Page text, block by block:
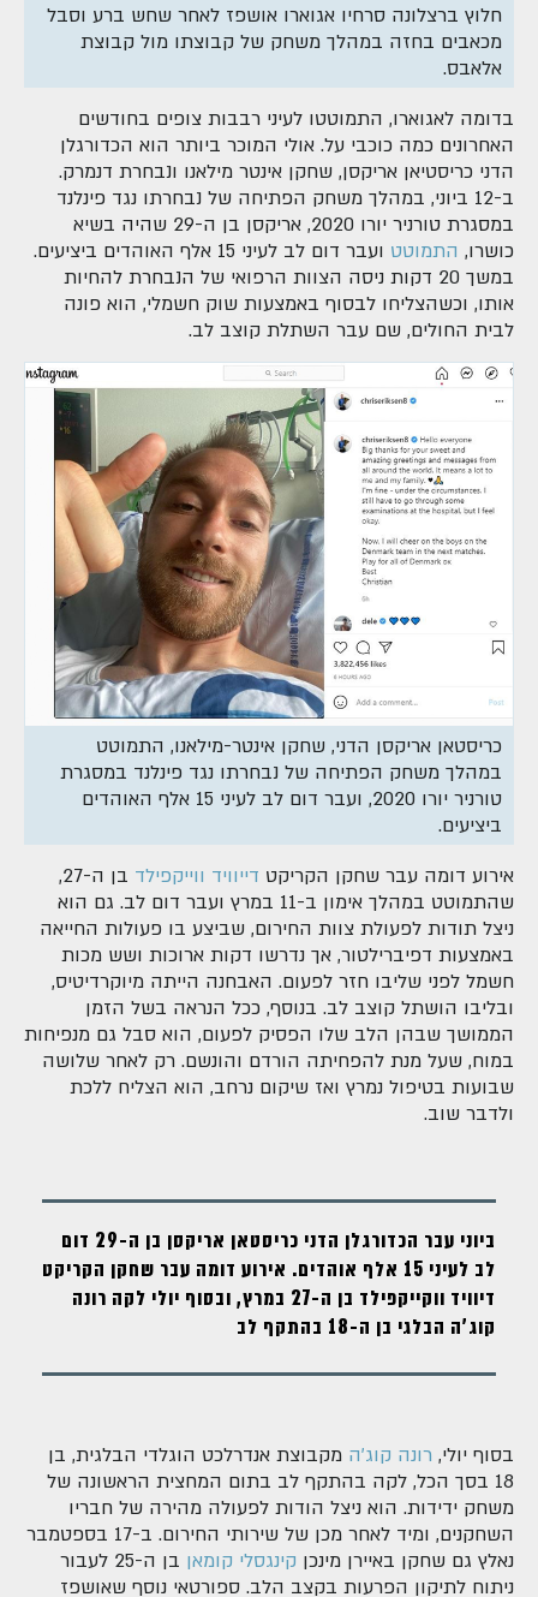
חלוץ ברצלונה סרחיו אגוארו אושפז לאחר שחש ברע וסבל
מכאבים בחזה במהלך משחק של קבוצתו מול קבוצת
אלאבס.
בדומה לאגוארו, התמוטטו לעיני רבבות צופים בחודשים
האחרונים כמה כוכבי על. אולי המוכר ביותר הוא הכדורגלן
הדני כריסטיאן אריקסן, שחקן אינטר מילאנו ונבחרת דנמרק.
ב-12 ביוני, במהלך משחק הפתיחה של נבחרתו נגד פינלנד
במסגרת טורניר יורו 2020, אריקסן בן ה-29 שהיה בשיא
כושרו, התמוטט
ועבר דום לב לעיני 15 אלף האוהדים ביציעים.
במשך 20 דקות ניסה הצוות הרפואי של הנבחרת להחיות
אותו, וכשהצליחו לבסוף באמצעות שוק חשמלי, הוא פונה
לבית החולים, שם עבר השתלת קוצב לב.
כריסטאן אריקסן הדני, שחקן אינטר-מילאנו, התמוטט
במהלך משחק הפתיחה של נבחרתו נגד פינלנד במסגרת
טורניר יורו 2020, ועבר דום לב לעיני 15 אלף האוהדים
ביציעים.
אירוע דומה עבר שחקן הקריקט דייוויד ווייקפילד
בן ה-27,
שהתמוטט במהלך אימון ב-11 במרץ ועבר דום לב. גם הוא
ניצל תודות לפעולת צוות החירום, שביצע בו פעולות החייאה
באמצעות דפיברילטור, אך נדרשו דקות ארוכות ושש מכות
חשמל לפני שליבו חזר לפעום. האבחנה הייתה מיוקרדיטיס,
ובליבו הושתל קוצב לב. בנוסף, ככל הנראה בשל הזמן
הממושך שבהן הלב שלו הפסיק לפעום, הוא סבל גם מנפיחות
במוח, שעל מנת להפחיתה הורדם והונשם. רק לאחר שלושה
שבועות בטיפול נמרץ ואז שיקום נרחב, הוא הצליח ללכת
ולדבר שוב.
ביוני עבר הכדורגלן הדני כריסטאן אריקסן בן ה-29 דום
לב לעיני 15 אלף אוהדים. אירוע דומה עבר שחקן הקריקט
דיוויד ווקייקפילד בן ה-27 במרץ, ובסוף יולי לקה רונה
קוג'ה הבלגי בן ה-18 בהתקף לב
בסוף יולי, רונה קוג'ה מקבוצת אנדרלכט הוגלדי הבלגית, בן
18 בסך הכל, לקה בהתקף לב בתום המחצית הראשונה של
משחק ידידות. הוא ניצל הודות לפעולה מהירה של חבריו
השחקנים, ומיד לאחר מכן של שירותי החירום. ב-17 בספטמבר
נאלץ גם שחקן באיירן מינכן קינגסלי קומאן
בן ה-25 לעבור
ניתוח לתיקון הפרעות בקצב הלב. ספורטאי נוסף שאושפז